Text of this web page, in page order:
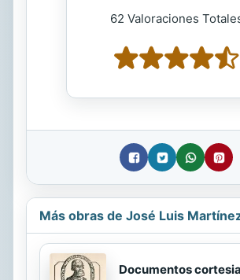
62 Valoraciones
Más obras de José Luis
Documentos